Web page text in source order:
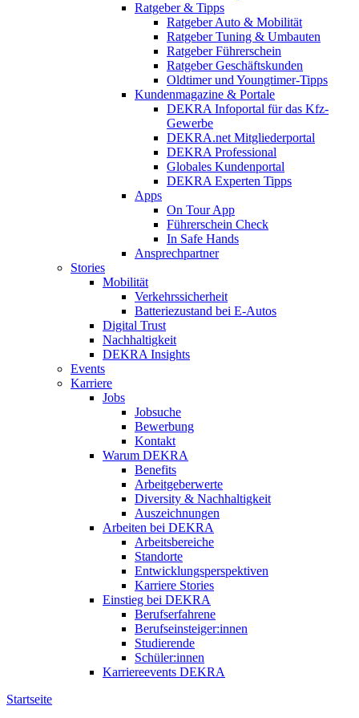
Ratgeber & Tipps
Ratgeber Auto & Mobilität
Ratgeber Tuning & Umbauten
Ratgeber Führerschein
Ratgeber Geschäftskunden
Oldtimer und Youngtimer-Tipps
Kundenmagazine & Portale
DEKRA Infoportal für das Kfz-
Gewerbe
DEKRA.net Mitgliederportal
DEKRA Professional
Globales Kundenportal
DEKRA Experten Tipps
Apps
On Tour App
Führerschein Check
In Safe Hands
Ansprechpartner
Stories
Mobilität
Verkehrssicherheit
Batteriezustand bei E-Autos
Digital Trust
Nachhaltigkeit
DEKRA Insights
Events
Karriere
Jobs
Jobsuche
Bewerbung
Kontakt
Warum DEKRA
Benefits
Arbeitgeberwerte
Diversity & Nachhaltigkeit
Auszeichnungen
Arbeiten bei DEKRA
Arbeitsbereiche
Standorte
Entwicklungsperspektiven
Karriere Stories
Einstieg bei DEKRA
Berufserfahrene
Berufseinsteiger:innen
Studierende
Schüler:innen
Karriereevents DEKRA
Startseite